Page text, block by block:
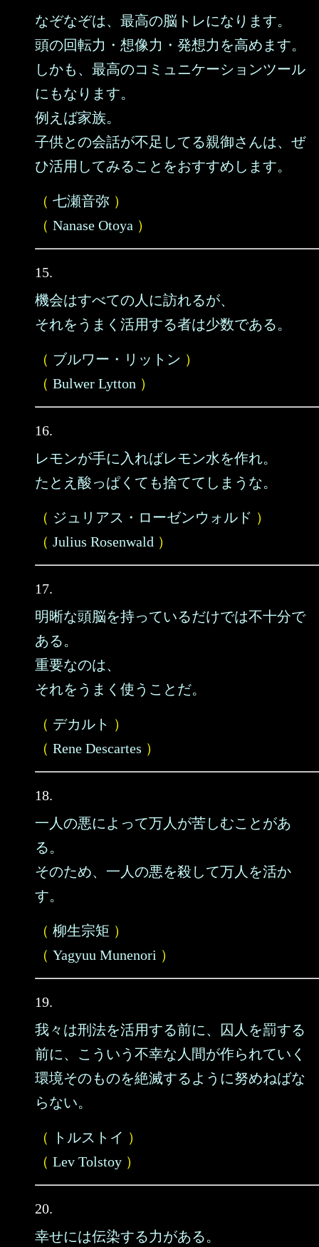
なぞなぞは、最高の脳トレになります。
頭の回転力・想像力・発想力を高めます。
しかも、最高のコミュニケーションツール
にもなります。
例えば家族。
子供との会話が不足してる親御さんは、ぜ
ひ活用してみることをおすすめします。
（ 七瀬音弥 ）
（ Nanase Otoya ）
15.
機会はすべての人に訪れるが、
それをうまく活用する者は少数である。
（ ブルワー・リットン ）
（ Bulwer Lytton ）
16.
レモンが手に入ればレモン水を作れ。
たとえ酸っぱくても捨ててしまうな。
（ ジュリアス・ローゼンウォルド ）
（ Julius Rosenwald ）
17.
明晰な頭脳を持っているだけでは不十分で
ある。
重要なのは、
それをうまく使うことだ。
（ デカルト ）
（ Rene Descartes ）
18.
一人の悪によって万人が苦しむことがあ
る。
そのため、一人の悪を殺して万人を活か
す。
（ 柳生宗矩 ）
（ Yagyuu Munenori ）
19.
我々は刑法を活用する前に、囚人を罰する
前に、こういう不幸な人間が作られていく
環境そのものを絶滅するように努めねばな
らない。
（ トルストイ ）
（ Lev Tolstoy ）
20.
幸せには伝染する力がある。